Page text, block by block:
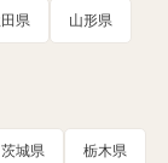
県 山形県
茨城県 栃木県